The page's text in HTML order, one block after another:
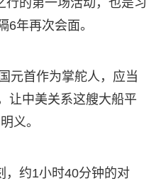
6年再次会面。
元首作为掌舵人，应当
让中美关系这艘大船平
义。
，约1小时40分钟的对